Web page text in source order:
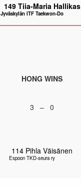
149 Tiia-Maria Hallikas
Jyväskylän ITF Taekwon-Do
HONG WINS
3 – 0
114 Pihla Väisänen
Espoon TKD-seura ry